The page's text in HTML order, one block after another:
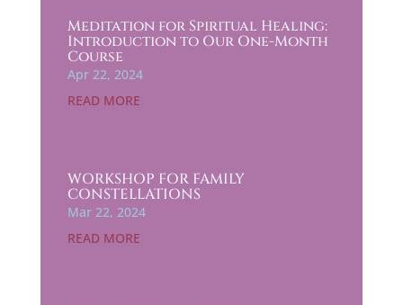
Meditation for Spiritual Healing:
Introduction to Our One-Month
Course
Apr 22, 2024
READ MORE
WORKSHOP FOR FAMILY
CONSTELLATIONS
Mar 22, 2024
READ MORE